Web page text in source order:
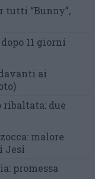
tutti “Bunny”,
dopo 11 giorni
ai
ribaltata: due
malore
Jesi
promessa